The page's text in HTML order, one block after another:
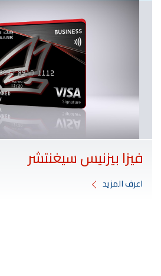
فيزا بيزنيس سيغنتشر
اعرف المزيد